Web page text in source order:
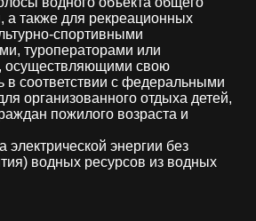
а также для рекреационных
спортивными
туроператорами или
осуществляющими свою
в соответствии с федеральными
организованного отдыха детей,
пожилого возраста и
электрической энергии без
водных ресурсов из водных